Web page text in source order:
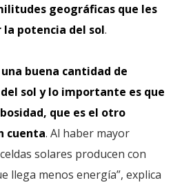
geográficas que les
potencia del sol.
buena cantidad de
sol y lo importante es que
que es el otro
cuenta. Al haber mayor
solares producen con
llega menos energía”, explica